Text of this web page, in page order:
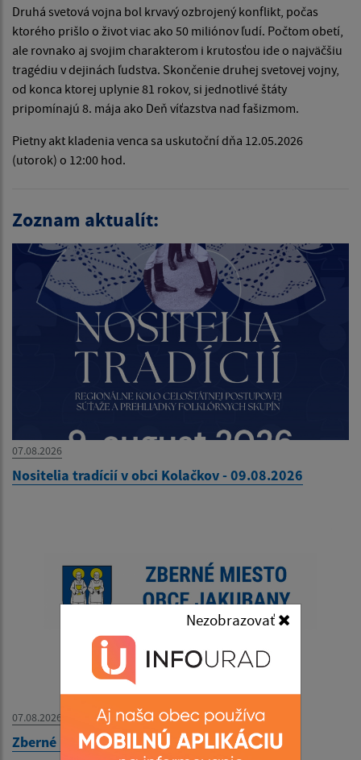
Nezobrazovať
Druhá svetová vojna bol krvavý ozbrojený konflikt, počas
ktorého prišlo o život viac ako 50 miliónov ľudí. Počtom obetí,
ale rovnako aj svojim charakterom i krutosťou ide o najväčšiu
tragédiu v dejinách ľudstva. Skončenie druhej svetovej vojny,
od konca ktorej uplynie 81 rokov, si jednotlivé štáty
pripomínajú 8. mája ako Deň víťazstva nad fašizmom.
Pietny akt kladenia venca sa uskutoční dňa 12.05.2026
(utorok) o 12:00 hod.
Zoznam aktualít:
07.08.2026
Nositelia tradícií v obci Kolačkov - 09.08.2026
07.08.2026
Zberné miesto - OZNAM